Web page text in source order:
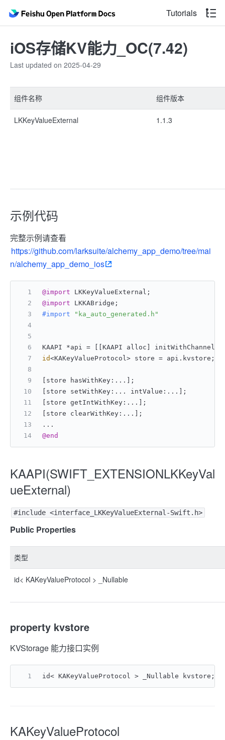
Tutorials
iOS存储KV能力_OC(7.42)
Last updated on 2025-04-29
组件名称 组件版本
LKKeyValueExternal 1.1.3
示例代码
完整示例请查看
https://github.com/larksuite/alchemy_app_demo/tree/mai
n/alchemy_app_demo_ios
@import LKKeyValueExternal;
@import LKKABridge;
#import
"ka_auto_generated.h"
KAAPI *api = [[KAAPI alloc] initWithChannel:[
id<KAKeyValueProtocol> store = api.kvstore;
[store hasWithKey:...];
[store setWithKey:... intValue:...];
[store getIntWithKey:...];
[store clearWithKey:...];
...
@end
KAAPI(SWIFT_EXTENSIONLKKeyVal
ueExternal)
#include <interface_LKKeyValueExternal-Swift.h>
Public Properties
类型
id< KAKeyValueProtocol > _Nullable
property kvstore
KVStorage 能力接口实例
id< KAKeyValueProtocol > _Nullable kvstore;
KAKeyValueProtocol